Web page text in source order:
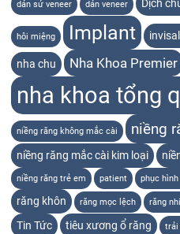
dán sứ veneer dán veneer Dịch
hôi miệng Implant
nha chu Nha Khoa Premier
nha khoa tổng
niềng răng không mắc cài niềng
niềng răng mắc cài kim loại
niềng răng trẻ em patient phục
răng khôn răng mọc lệch răng
Tin Tức
tiêu xương ổ răng trải